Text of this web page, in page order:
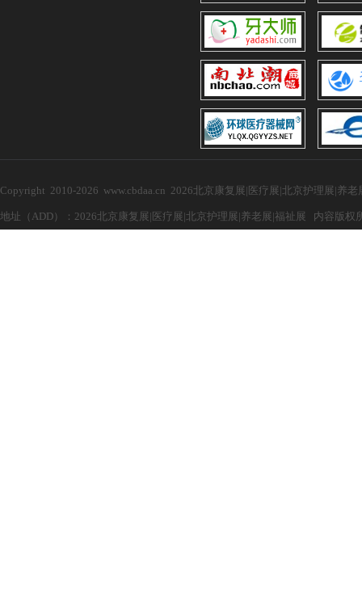
Copyright 2010-2026 www.cbdaa.cn 2026北京康复展|医疗展|北京护理展|
地址（ADD）：2026北京康复展|医疗展|北京护理展|养老展|福祉展 内容版